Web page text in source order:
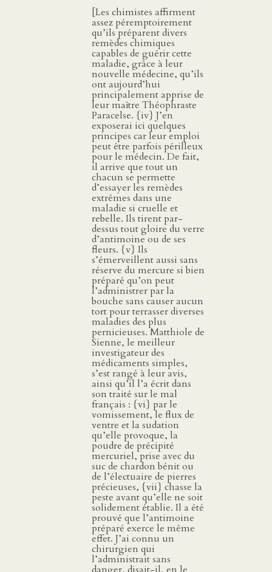
[Les chimistes affirment
assez péremptoirement
qu’ils préparent divers
remèdes chimiques
capables de guérir cette
maladie, grâce à leur
nouvelle médecine, qu’ils
ont aujourd’hui
principalement apprise de
leur maître Théophraste
Paracelse. {iv} J’en
exposerai ici quelques
principes car leur emploi
peut être parfois périlleux
pour le médecin. De fait,
il arrive que tout un
chacun se permette
d’essayer les remèdes
extrêmes dans une
maladie si cruelle et
rebelle. Ils tirent par-
dessus tout gloire du verre
d’antimoine ou de ses
fleurs. {v} Ils
s’émerveillent aussi sans
réserve du mercure si bien
préparé qu’on peut
l’administrer par la
bouche sans causer aucun
tort pour terrasser diverses
maladies des plus
pernicieuses. Matthiole de
Sienne, le meilleur
investigateur des
médicaments simples,
s’est rangé à leur avis,
ainsi qu’il l’a écrit dans
son traité sur le mal
français : {vi} par le
vomissement, le flux de
ventre et la sudation
qu’elle provoque, la
poudre de précipité
mercuriel, prise avec du
suc de chardon bénit ou
de l’électuaire de pierres
précieuses, {vii} chasse la
peste avant qu’elle ne soit
solidement établie. Il a été
prouvé que l’antimoine
préparé exerce le même
effet. J’ai connu un
chirurgien qui
l’administrait sans